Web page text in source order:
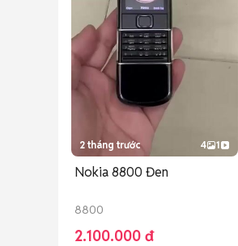
2 tháng trước 4 1
Nokia 8800 Đen
8800
2.100.000 đ